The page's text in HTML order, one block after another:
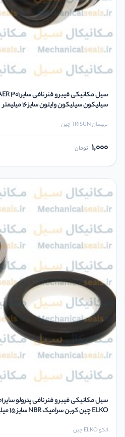
سیلیکون سیلیکون وایتون سایز 16 میلیمتر
تریسان TRISUN چین
1,000 تومان
ELKO چین کربن سرامیک NBR سایز 15 میلیمتر
الکو ELKO چین